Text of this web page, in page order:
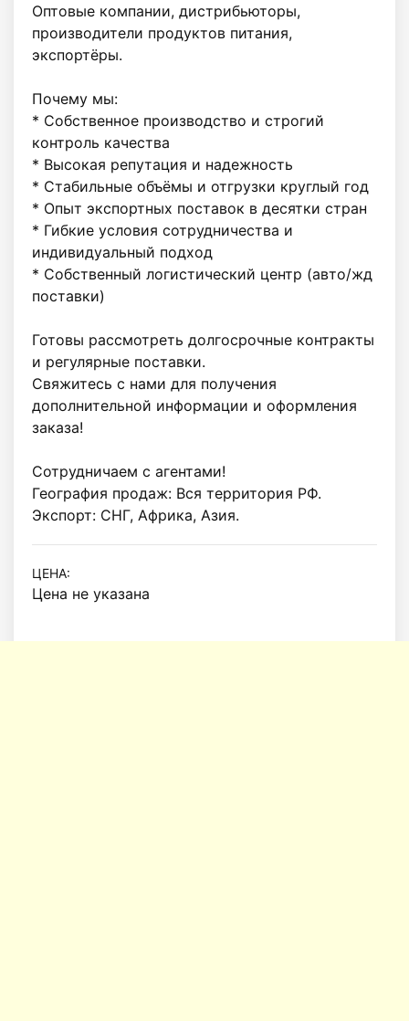
Оптовые компании, дистрибьюторы,
производители продуктов питания,
экспортёры.
Почему мы:
* Собственное производство и строгий
контроль качества
* Высокая репутация и надежность
* Стабильные объёмы и отгрузки круглый год
* Опыт экспортных поставок в десятки стран
* Гибкие условия сотрудничества и
индивидуальный подход
* Собственный логистический центр (авто/жд
поставки)
Готовы рассмотреть долгосрочные контракты
и регулярные поставки.
Свяжитесь с нами для получения
дополнительной информации и оформления
заказа!
Сотрудничаем с агентами!
География продаж: Вся территория РФ.
Экспорт: СНГ, Африка, Азия.
ЦЕНА:
Цена не указана